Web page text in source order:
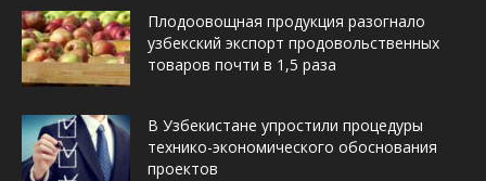
Плодоовощная продукция разогнало
узбекский экспорт продовольственных
товаров почти в 1,5 раза
В Узбекистане упростили процедуры
технико-экономического обоснования
проектов